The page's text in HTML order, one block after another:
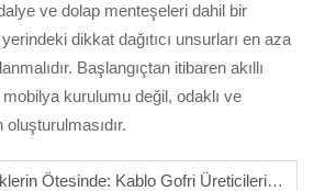
ve dolap menteşeleri dahil bir
dikkat dağıtıcı unsurları en aza
Başlangıçtan itibaren akıllı
kurulumu değil, odaklı ve
Kablo Gofri Üreticileri Nasıl Değer Katıyor